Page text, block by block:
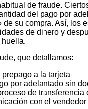
de fraude.
del pago por
de su compra. Así, los
de dinero y
huella.
que detallamos:
a la tarjeta
por adelantado sin
de transferencia
con el